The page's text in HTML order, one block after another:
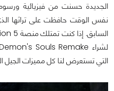
الجديدة حسنت من فيزيائية
نفس الوقت حافظت على تراثها
التي تستعرض لنا كل مميزات الجيل